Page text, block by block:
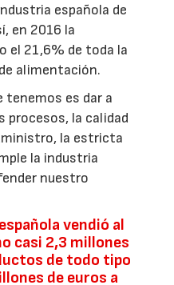
española de
en 2016 la
el 21,6% de toda la
alimentación.
tenemos es dar a
procesos, la calidad
la estricta
la industria
nuestro
vendió al
casi 2,3 millones
de todo tipo
de euros a